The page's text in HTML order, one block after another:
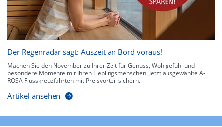
Der Regenradar sagt: Auszeit an Bord voraus!
Machen Sie den November zu Ihrer Zeit für Genuss, Wohlgefühl und
besondere Momente mit Ihren Lieblingsmenschen. Jetzt ausgewählte A-
ROSA Flusskreuzfahrten mit Preisvorteil sichern.
Artikel ansehen